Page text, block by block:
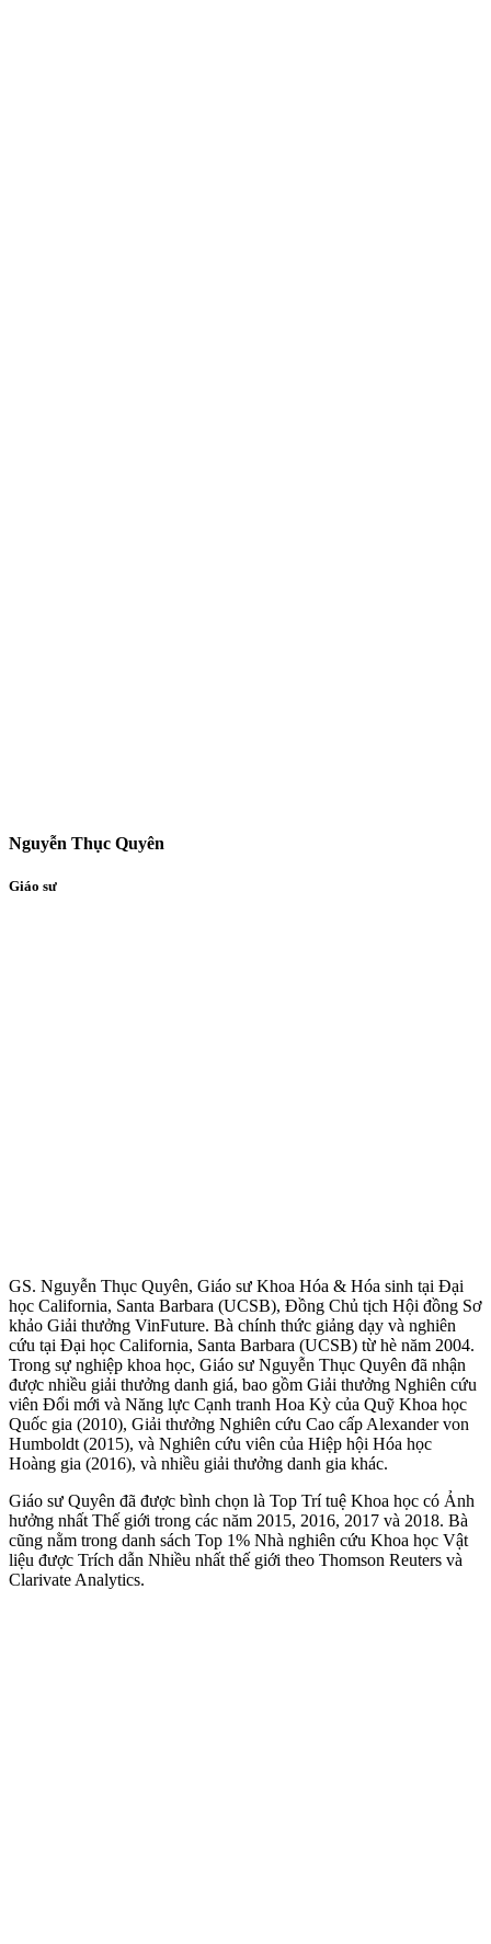
Nguyễn Thục Quyên
Giáo sư
GS. Nguyễn Thục Quyên, Giáo sư Khoa Hóa & Hóa sinh tại Đại
học California, Santa Barbara (UCSB), Đồng Chủ tịch Hội đồng Sơ
khảo Giải thưởng VinFuture. Bà chính thức giảng dạy và nghiên
cứu tại Đại học California, Santa Barbara (UCSB) từ hè năm 2004.
Trong sự nghiệp khoa học, Giáo sư Nguyễn Thục Quyên đã nhận
được nhiều giải thưởng danh giá, bao gồm Giải thưởng Nghiên cứu
viên Đổi mới và Năng lực Cạnh tranh Hoa Kỳ của Quỹ Khoa học
Quốc gia (2010), Giải thưởng Nghiên cứu Cao cấp Alexander von
Humboldt (2015), và Nghiên cứu viên của Hiệp hội Hóa học
Hoàng gia (2016), và nhiều giải thưởng danh gia khác.
Giáo sư Quyên đã được bình chọn là Top Trí tuệ Khoa học có Ảnh
hưởng nhất Thế giới trong các năm 2015, 2016, 2017 và 2018. Bà
cũng nằm trong danh sách Top 1% Nhà nghiên cứu Khoa học Vật
liệu được Trích dẫn Nhiều nhất thế giới theo Thomson Reuters và
Clarivate Analytics.